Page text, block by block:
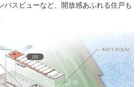
パスビューなど、開放感あふれる住戸も